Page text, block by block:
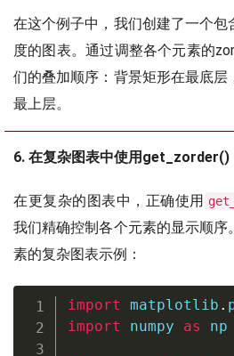
在这个例子中，我们创建了一个包
度的图表。通过调整各个元素的
们的叠加顺序：背景矩形在最底层
最上层。
6. 在复杂图表中使用get_zorder()
在更复杂的图表中，正确使用
我们精确控制各个元素的显示顺序
素的复杂图表示例：
import matplotlib .
import numpy as np